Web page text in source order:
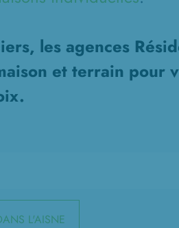
les agences
et terrain pour
L'AISNE